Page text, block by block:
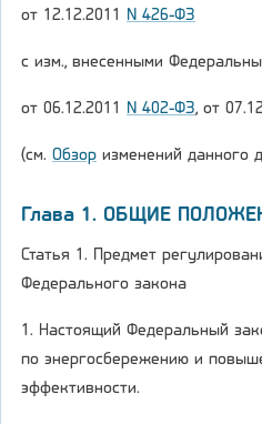
от 12.12.2011 N 426-ФЗ
с изм., внесенными
от 06.12.2011 N 402-ФЗ, от
(см. Обзор изменений данного
Глава 1. ОБЩИЕ
Статья 1. Предмет
Федерального закона
1. Настоящий Федеральный
по энергосбережению и
эффективности.